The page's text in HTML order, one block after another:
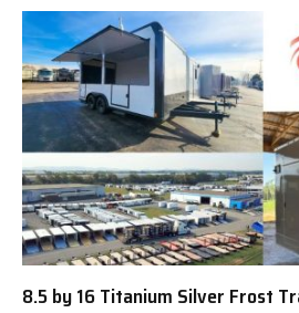
8.5 by 16 Titanium Silver Frost